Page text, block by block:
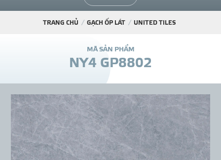
KÊNH PHÂN
THƯ
TIN SỰ KIỆN
TRANG CHỦ GẠCH ỐP LÁT UNITED TILES
MÃ SẢN PHẨM
NY4 GP8802